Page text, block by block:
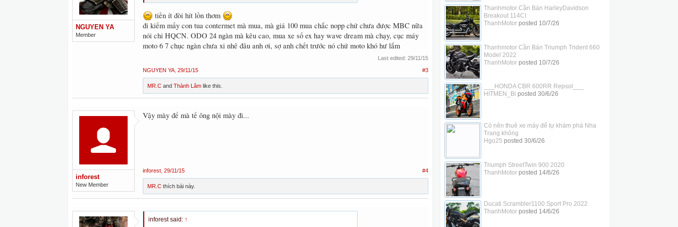
NGUYEN YA
Member
tiền ít đòi hít lồn thơm
đi kiếm mấy con tua contermet mà mua, mà giá 100 mua chắc nopp chứ chưa được MBC nữa
nói chi HQCN. ODO 24 ngàn mà kêu cao, mua xe số ex hay wave dream mà chạy, cục máy
moto 6 7 chục ngàn chưa xi nhê đâu anh ơi, sợ anh chết trước nó chứ moto khó hư lắm
Last edited: 29/11/15
NGUYEN YA 29/11/15 #3
MR.C and Thành Lâm like this.
inforest
New Member
Vậy mày để mà tế ông nội mày đi...
inforest 29/11/15 #4
MR.C thích bài này.
inforest said: ↑
Thanhmotor Cần Bán HarleyDavidson
Breakout 114CI
ThanhMotorposted 10/7/26
Thanhmotor Cần Bán Triumph Trident 660
Model 2022
ThanhMotorposted 10/7/26
___HONDA CBR 600RR Repsol___
HITMEN_Bi posted 30/6/26
Có nên thuê xe máy để tự khám phá Nha
Trang không
Hgo25 posted 30/6/26
Triumph StreetTwin 900 2020
ThanhMotorposted 14/6/26
Ducati Scrambler1100 Sport Pro 2022
ThanhMotorposted 14/6/26